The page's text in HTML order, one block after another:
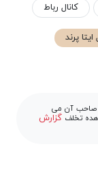
کانال رباط
ایتا پرند
صاحب آن می
تخلف گزارش